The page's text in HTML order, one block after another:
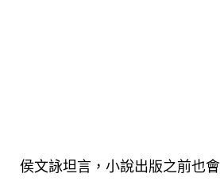
侯文詠坦言，小說出版之前也